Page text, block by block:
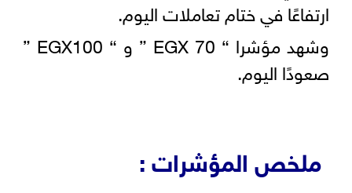
ارتفاعًا في ختام تعاملات اليوم.
وشهد مؤشرا “ EGX 70 ” و “ EGX100 ”
صعودًا اليوم.
ملخص المؤشرات :